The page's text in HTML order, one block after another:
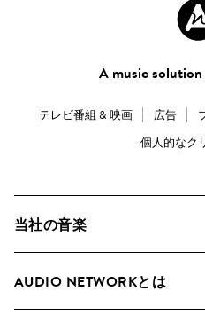
A music
テレビ番組 & 映画 広告
個人的なク
当社の音楽
検索
AUDIO NETWORKとは